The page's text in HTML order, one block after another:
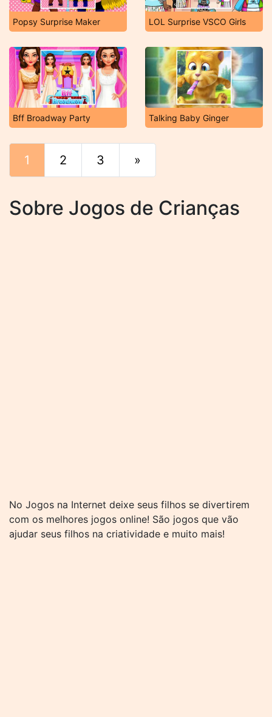
Popsy Surprise Maker LOL Surprise VSCO Girls
Bff Broadway Party Talking Baby Ginger
1 2 3 »
Sobre Jogos de Crianças
No Jogos na Internet deixe seus filhos se divertirem
com os melhores jogos online! São jogos que vão
ajudar seus filhos na criatividade e muito mais!